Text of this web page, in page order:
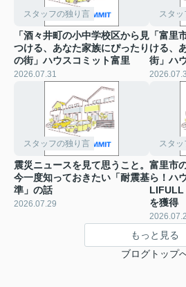
スタッフの独り言
「酒々井町の小中学校区から見
つける、あなた家族にぴったり
の街」ハウスコミット富里
2026.07.31
スタ
「富里
ける、
街」ハ
スタッフの独り言
震災ニュースを見て思うこと。
今一度知っておきたい「耐震基
準」の話
2026.07.29
スタ
富里市
ら！ハ
LIFULL
を獲得
もっと見る
ブログトップ